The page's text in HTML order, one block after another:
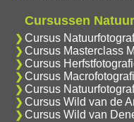
Cursussen
Cursus
Cursus Masterclass
Cursus
Cursus
Cursus
Cursus Wild van de
Cursus Wild van